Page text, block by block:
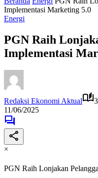
Implementasi Marketing 5.0
Energi
PGN Raih
Implementasi
Redaksi Ekonomi Aktual
11/06/2025
×
PGN Raih Lonjakan